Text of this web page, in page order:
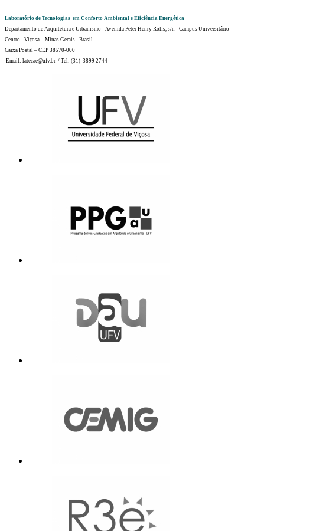
Laboratório de Tecnologias em Conforto Ambiental e Eficiência Energética
Departamento de Arquitetura e Urbanismo - Avenida Peter Henry Rolfs, s/n - Campus Universitário
Centro - Viçosa – Minas Gerais - Brasil
Caixa Postal – CEP 38570-000
Email: latecae@ufv.br / Tel: (31) 3899 2744